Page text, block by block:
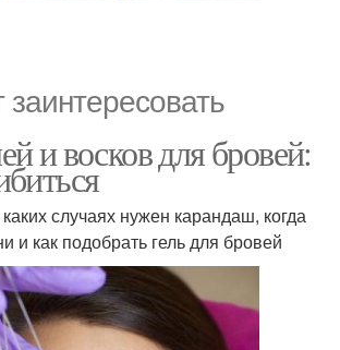
и восков для бровей:
случаях нужен карандаш, когда
и как подобрать гель для бровей